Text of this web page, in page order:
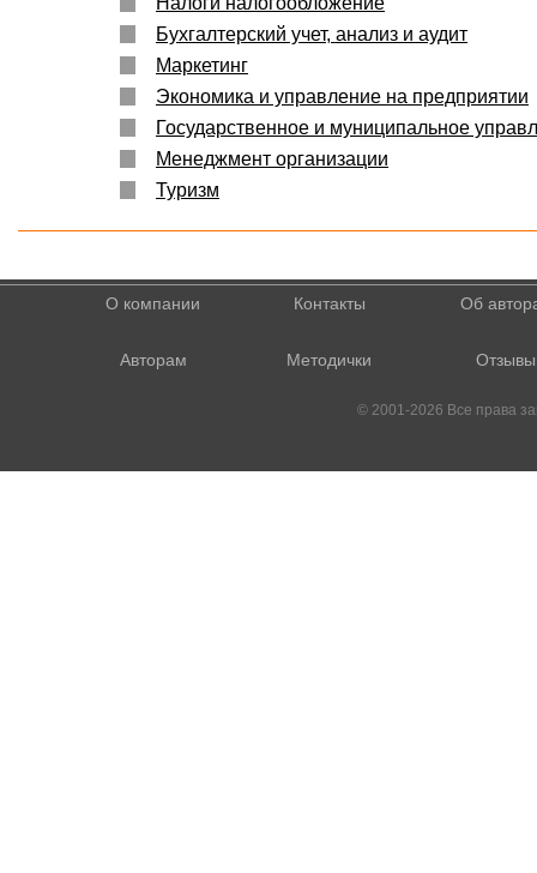
Бухгалтерский учет, анализ и аудит
Маркетинг
Экономика и управление на предприятии
Государственное и муниципальное
Менеджмент организации
Туризм
О компании Контакты Об
Авторам Методички Отзывы
© 2001-2026 Все права